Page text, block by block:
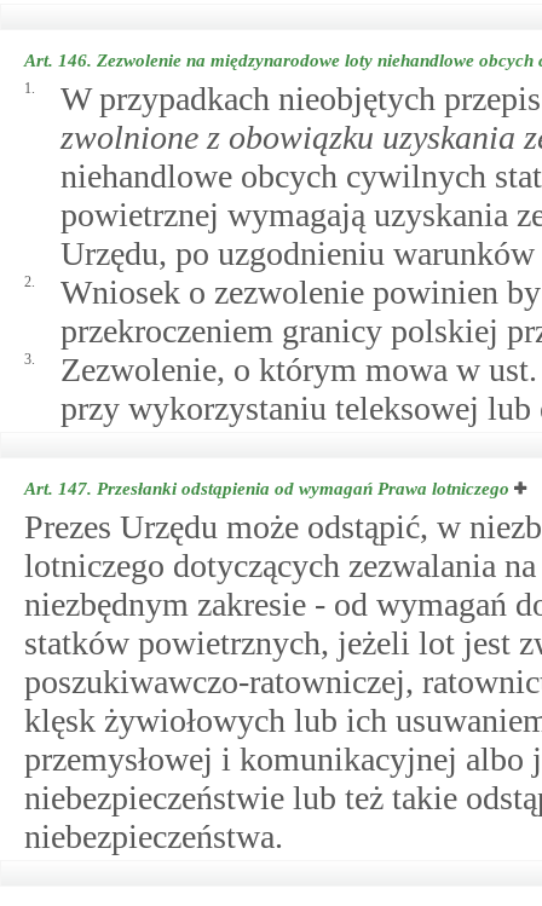
Art. 146. Zezwolenie na międzynarodowe loty niehandlowe
1.
W przypadkach nieobjętych
zwolnione z obowiązku uzyskania
niehandlowe obcych cywilnych
powietrznej wymagają uzyskania
Urzędu, po uzgodnieniu
2.
Wniosek o zezwolenie powinien
przekroczeniem granicy polskiej
3.
Zezwolenie, o którym mowa w
przy wykorzystaniu teleksowej lub
Art. 147. Przesłanki odstąpienia od wymagań Prawa lotniczego
Prezes Urzędu może odstąpić, w
lotniczego dotyczących zezwalania
niezbędnym zakresie - od wymagań
statków powietrznych, jeżeli lot jest
poszukiwawczo-ratowniczej,
klęsk żywiołowych lub ich
przemysłowej i komunikacyjnej
niebezpieczeństwie lub też takie
niebezpieczeństwa.